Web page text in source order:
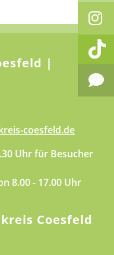
|
coesfeld.de
Uhr für Besucher
8.00 - 17.00 Uhr
Coesfeld